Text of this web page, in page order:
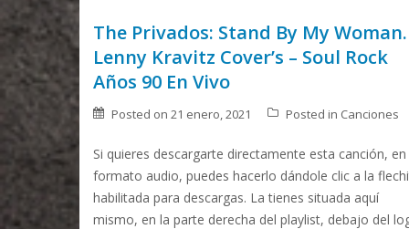
The Privados: Stand By My Woman.
Lenny Kravitz Cover’s – Soul Rock
Años 90 En Vivo
Posted on 21 enero, 2021 Posted in Canciones
Si quieres descargarte directamente esta canción, en
formato audio, puedes hacerlo dándole clic a la
habilitada para descargas. La tienes situada aquí
mismo, en la parte derecha del playlist, debajo del